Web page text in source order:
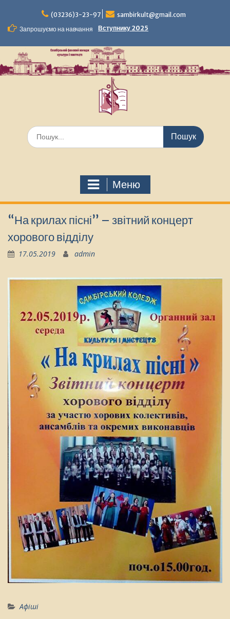
вмісту
(03236)3-23-97
sambirkult@gmail.com
Запрошуємо на навчання
Вступнику 2025
Шукати:
Меню
“На крилах пісні” – звітний концерт
хорового відділу
17.05.2019 admin
Афіші